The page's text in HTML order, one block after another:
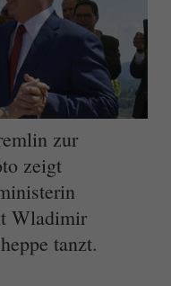
zur
zeigt
Wladimir
tanzt.